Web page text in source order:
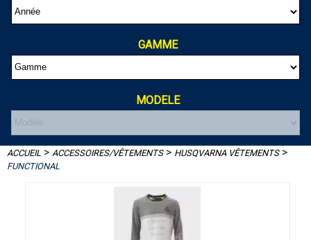
GAMME
MODELE
ACCUEIL > ACCESSOIRES/VÊTEMENTS> HUSQVARNA VÊTEMENTS>
FUNCTIONAL